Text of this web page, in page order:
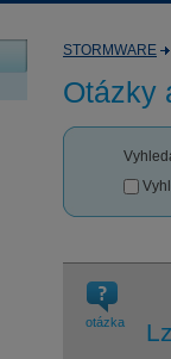
STORMWARE
Otázky
otázka